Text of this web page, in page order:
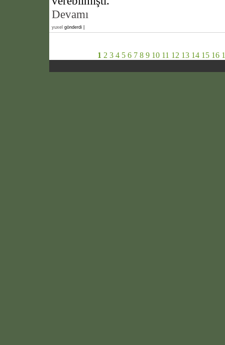
Devamı
yuxel gönderdi |
1 2 3 4 5 6 7 8 9 10 11 12 13 14 15 16